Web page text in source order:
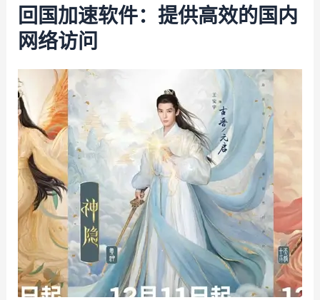
回国加速软件：提供高效的国内
网络访问